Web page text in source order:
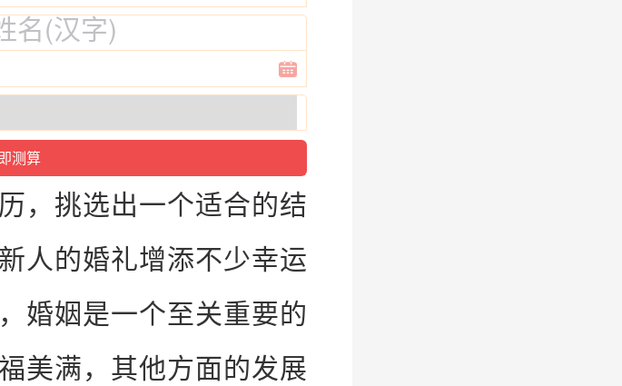
，挑选出一个适合的结
人的婚礼增添不少幸运
婚姻是一个至关重要的
美满，其他方面的发展